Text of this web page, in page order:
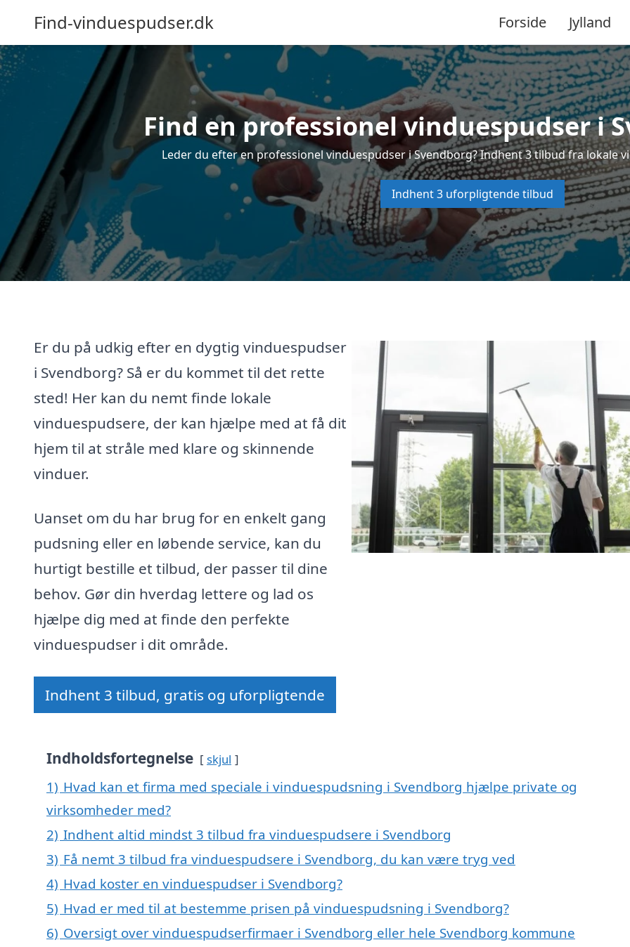
Find-vinduespudser.dk Forside Jylland
Find en professionel vinduespudser i
Leder du efter en professionel vinduespudser i Svendborg? Indhent 3 tilbud fra lokale
Indhent 3 uforpligtende tilbud
Er du på udkig efter en dygtig vinduespudser
i Svendborg? Så er du kommet til det rette
sted! Her kan du nemt finde lokale
vinduespudsere, der kan hjælpe med at få dit
hjem til at stråle med klare og skinnende
vinduer.
Uanset om du har brug for en enkelt gang
pudsning eller en løbende service, kan du
hurtigt bestille et tilbud, der passer til dine
behov. Gør din hverdag lettere og lad os
hjælpe dig med at finde den perfekte
vinduespudser i dit område.
Indhent 3 tilbud, gratis og uforpligtende
Indholdsfortegnelse skjul
1) Hvad kan et firma med speciale i vinduespudsning i Svendborg hjælpe private og
virksomheder med?
2) Indhent altid mindst 3 tilbud fra vinduespudsere i Svendborg
3) Få nemt 3 tilbud fra vinduespudsere i Svendborg, du kan være tryg ved
4) Hvad koster en vinduespudser i Svendborg?
5) Hvad er med til at bestemme prisen på vinduespudsning i Svendborg?
6) Oversigt over vinduespudserfirmaer i Svendborg eller hele Svendborg kommune